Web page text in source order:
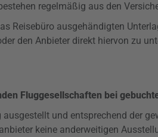
regelmäßig aus den
Reisebüro ausgehändigten
den Anbieter direkt hiervon zu
Fluggesellschaften bei
und entsprechend der
keine anderweitigen